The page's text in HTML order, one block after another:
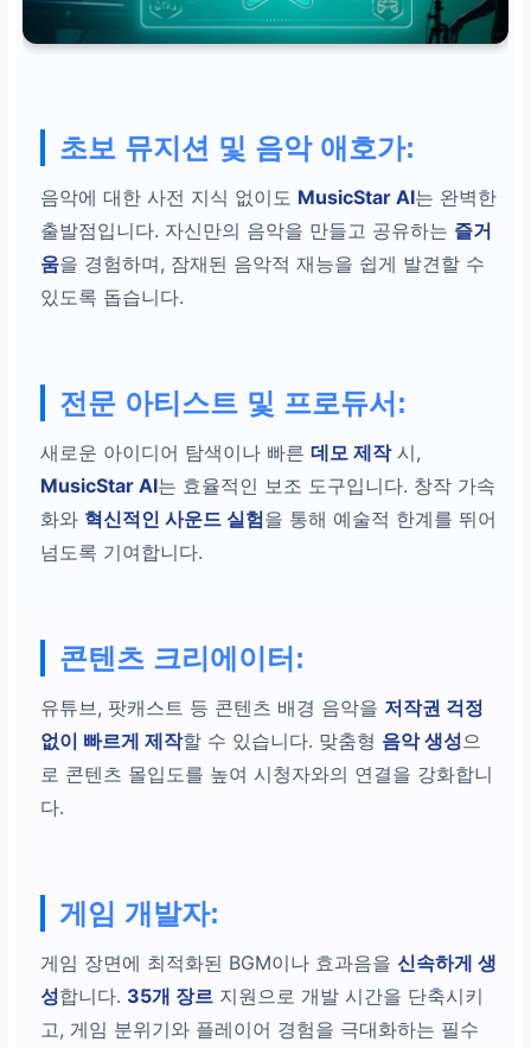
초보 뮤지션 및 음악 애호가:
음악에 대한 사전 지식 없이도 MusicStar AI는 완벽한
출발점입니다. 자신만의 음악을 만들고 공유하는 즐거
움을 경험하며, 잠재된 음악적 재능을 쉽게 발견할 수
있도록 돕습니다.
전문 아티스트 및 프로듀서:
새로운 아이디어 탐색이나 빠른 데모 제작시,
MusicStar AI는 효율적인 보조 도구입니다. 창작 가속
화와 혁신적인 사운드 실험을 통해 예술적 한계를 뛰어
넘도록 기여합니다.
콘텐츠 크리에이터:
유튜브, 팟캐스트 등 콘텐츠 배경 음악을 저작권 걱정
없이 빠르게 제작할 수 있습니다. 맞춤형 음악 생성으
로 콘텐츠 몰입도를 높여 시청자와의 연결을 강화합니
다.
게임 개발자:
게임 장면에 최적화된 BGM이나 효과음을 신속하게 생
성합니다. 35개 장르 지원으로 개발 시간을 단축시키
고, 게임 분위기와 플레이어 경험을 극대화하는 필수